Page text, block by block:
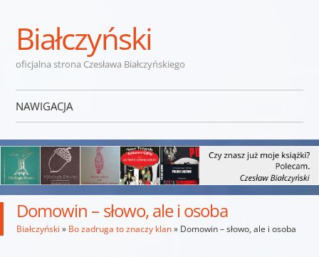
Białczyński
oficjalna strona Czesława Białczyńskiego
NAWIGACJA
Domowin – słowo, ale i osoba
Białczyński » Bo zadruga to znaczy klan» Domowin – słowo, ale i osoba